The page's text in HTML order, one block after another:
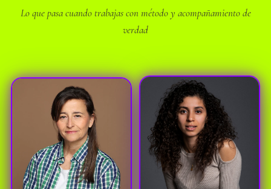
Lo que pasa cuando trabajas con método y acompañamiento de
verdad